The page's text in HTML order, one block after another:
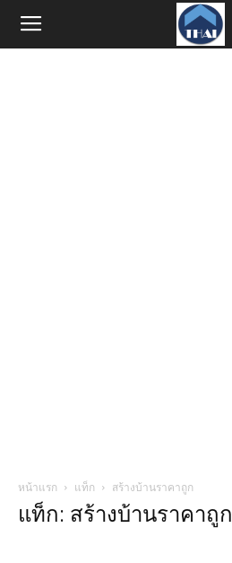
หน้าแรก แท็ก สร้างบ้านราคาถูก
แท็ก: สร้างบ้านราคาถูก